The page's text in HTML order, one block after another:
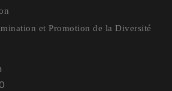
et Promotion de la Diversité